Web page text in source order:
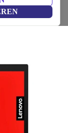
|
€1539